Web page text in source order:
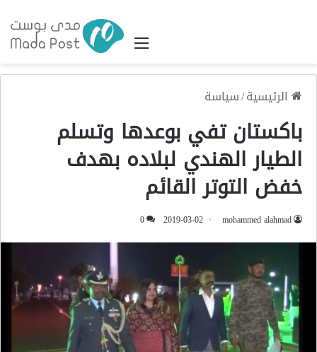
القائمة
الرئيسية/سياسة
باكستان تفي بوعدها وتسلم
الطيار الهندي لبلاده بهدف
خفض التوتر القائم
mohammed alahmad
2019-03-02
0